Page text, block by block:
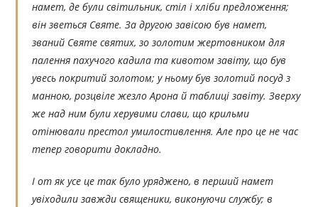
намет, де були світильник, стіл і хліби предложення;
він зветься Святе. За другою завісою був намет,
званий Святе святих, зо золотим жертовником для
палення пахучого кадила та кивотом завіту, що був
увесь покритий золотом; у ньому був золотий посуд з
манною, розцвіле жезло Арона й таблиці завіту. Зверху
же над ним були херувими слави, що крильми
отінювали престол умилостивлення. Але про це не час
тепер говорити докладно.
І от як усе це так було уряджено, в перший намет
увіходили завжди священики, виконуючи службу; в